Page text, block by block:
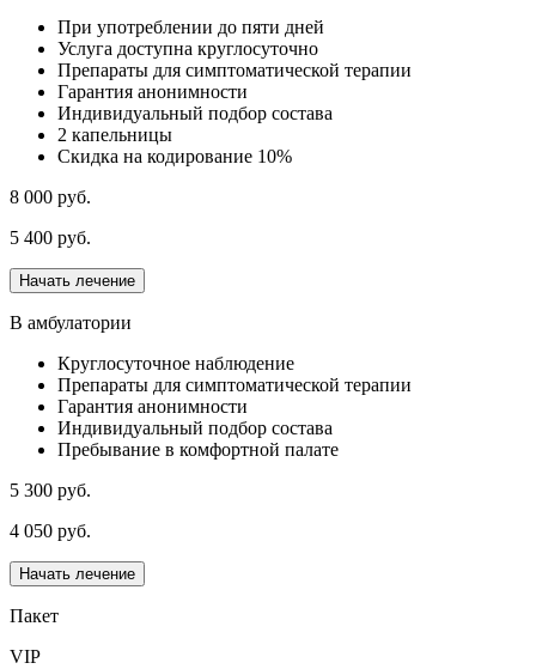
При употреблении до пяти дней
Услуга доступна круглосуточно
Препараты для симптоматической терапии
Гарантия анонимности
Индивидуальный подбор состава
2 капельницы
Скидка на кодирование 10%
8 000 руб.
5 400 руб.
Начать лечение
В амбулатории
Круглосуточное наблюдение
Препараты для симптоматической терапии
Гарантия анонимности
Индивидуальный подбор состава
Пребывание в комфортной палате
5 300 руб.
4 050 руб.
Начать лечение
Пакет
VIP